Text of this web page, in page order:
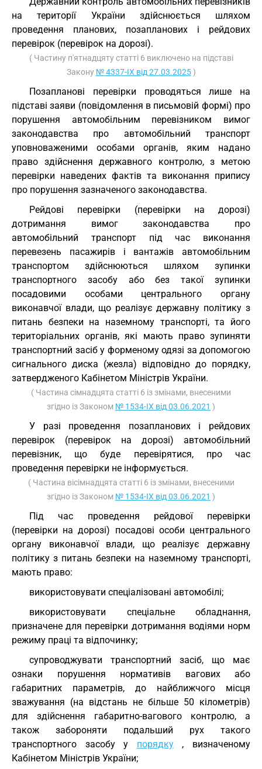
на території України здійснюється шляхом
проведення планових, позапланових і рейдових
перевірок (перевірок на дорозі).
( Частину п'ятнадцяту статті 6 виключено на підставі
Закону № 4337-IX від 27.03.2025)
Позапланові перевірки проводяться лише на
підставі заяви (повідомлення в письмовій формі) про
порушення автомобільним перевізником вимог
законодавства про автомобільний транспорт
уповноваженими особами органів, яким надано
право здійснення державного контролю, з метою
перевірки наведених фактів та виконання припису
про порушення зазначеного законодавства.
Рейдові перевірки (перевірки на дорозі)
дотримання вимог законодавства про
автомобільний транспорт під час виконання
перевезень пасажирів і вантажів автомобільним
транспортом здійснюються шляхом зупинки
транспортного засобу або без такої зупинки
посадовими особами центрального органу
виконавчої влади, що реалізує державну політику з
питань безпеки на наземному транспорті, та його
територіальних органів, які мають право зупиняти
транспортний засіб у форменому одязі за допомогою
сигнального диска (жезла) відповідно до порядку,
затвердженого Кабінетом Міністрів України.
( Частина сімнадцята статті 6 із змінами, внесеними
згідно із Законом № 1534-IX від 03.06.2021 )
У разі проведення позапланових і рейдових
перевірок (перевірок на дорозі) автомобільний
перевізник, що буде перевірятися, про час
проведення перевірки не інформується.
( Частина вісімнадцята статті 6 із змінами, внесеними
згідно із Законом № 1534-IX від 03.06.2021 )
Під час проведення рейдової перевірки
(перевірки на дорозі) посадові особи центрального
органу виконавчої влади, що реалізує державну
політику з питань безпеки на наземному транспорті,
мають право:
використовувати спеціалізовані автомобілі;
використовувати спеціальне обладнання,
призначене для перевірки дотримання водіями норм
режиму праці та відпочинку;
супроводжувати транспортний засіб, що має
ознаки порушення нормативів вагових або
габаритних параметрів, до найближчого місця
зважування (на відстань не більше 50 кілометрів)
для здійснення габаритно-вагового контролю, а
також забороняти подальший рух такого
транспортного засобу у порядку, визначеному
Кабінетом Міністрів України;